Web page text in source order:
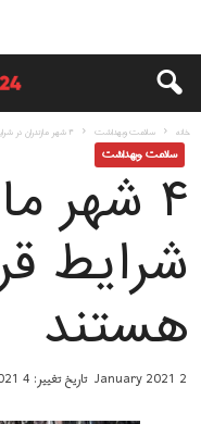
خانه سلامت وبهداشت ۴ شهر مازندران در شرایط قرمز کرونا هستند
سلامت وبهداشت
۴ شهر
شرایط
هستند
2 January 2021 تاریخ تغییر: 4 January 2021